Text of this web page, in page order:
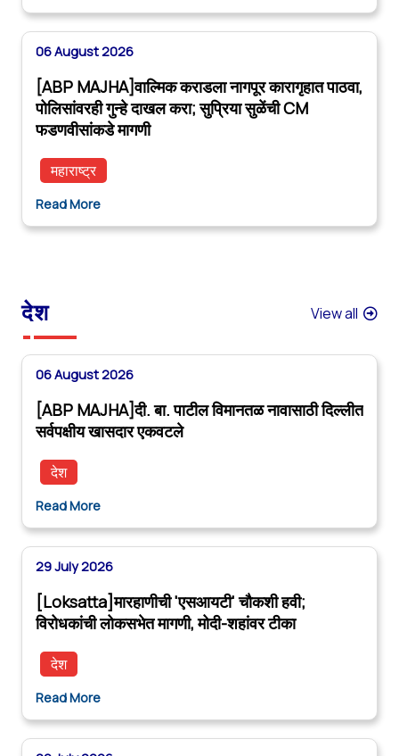
06 August 2026
[ABP MAJHA]वाल्मिक कराडला नागपूर कारागृहात पाठवा,
पोलिसांवरही गुन्हे दाखल करा; सुप्रिया सुळेंची CM
फडणवीसांकडे मागणी
महाराष्ट्र
Read More
देश View all
06 August 2026
[ABP MAJHA]दी. बा. पाटील विमानतळ नावासाठी दिल्लीत
सर्वपक्षीय खासदार एकवटले
देश
Read More
29 July 2026
[Loksatta]मारहाणीची 'एसआयटी' चौकशी हवी;
विरोधकांची लोकसभेत मागणी, मोदी-शहांवर टीका
देश
Read More